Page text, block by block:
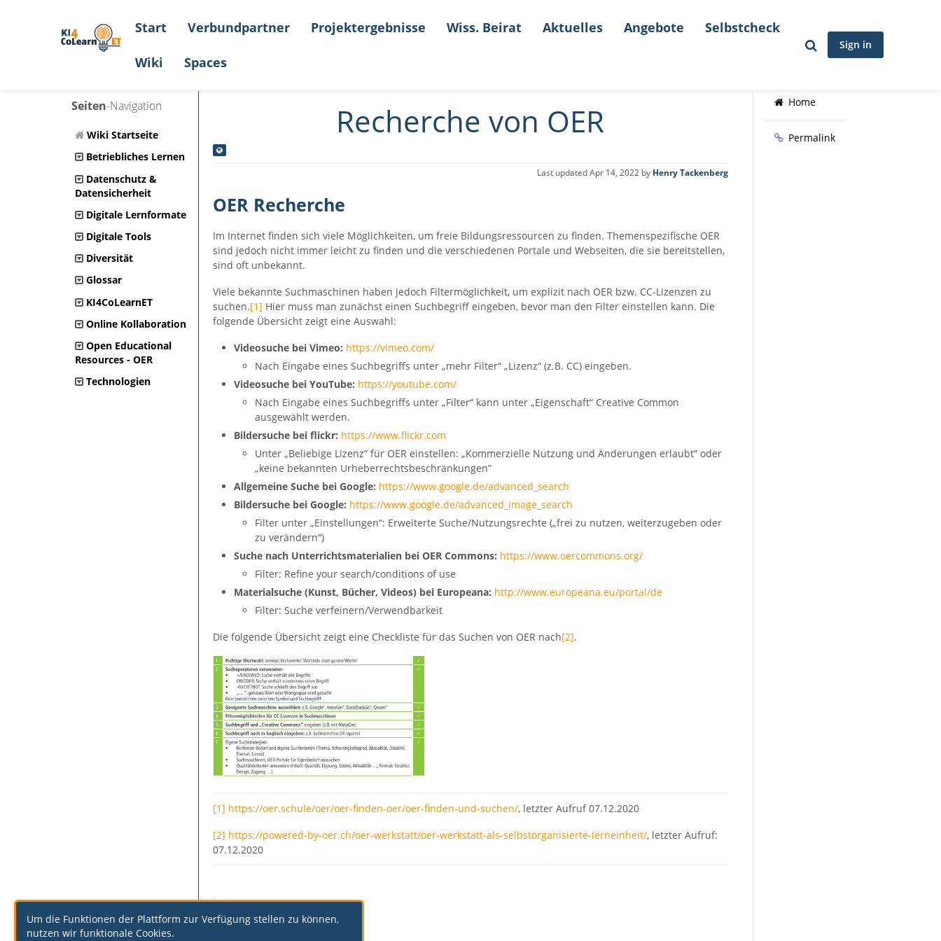
Start Verbundpartner Projektergebnisse Wiss. Beirat Aktuelles Angebote Selbstcheck
Wiki Spaces
Sign in
Seiten-Navigation
Wiki Startseite
Betriebliches Lernen
Datenschutz &
Datensicherheit
Digitale Lernformate
Digitale Tools
Diversität
Glossar
KI4CoLearnET
Online Kollaboration
Open Educational
Resources - OER
Technologien
Home
Permalink
Recherche von OER
Last updatedApr 14, 2022 by Henry Tackenberg
OER Recherche
Im Internet finden sich viele Möglichkeiten, um freie Bildungsressourcen zu finden. Themenspezifische OER
sind jedoch nicht immer leicht zu finden und die verschiedenen Portale und Webseiten, die sie bereitstellen,
sind oft unbekannt.
Viele bekannte Suchmaschinen haben jedoch Filtermöglichkeit, um explizit nach OER bzw. CC-Lizenzen zu
suchen.[1] Hier muss man zunächst einen Suchbegriff eingeben, bevor man den Filter einstellen kann. Die
folgende Übersicht zeigt eine Auswahl:
Videosuche bei Vimeo: https://vimeo.com/
Nach Eingabe eines Suchbegriffs unter „mehr Filter“ „Lizenz“ (z.B. CC) eingeben.
Videosuche bei YouTube: https://youtube.com/
Nach Eingabe eines Suchbegriffs unter „Filter“ kann unter „Eigenschaft“ Creative Common
ausgewählt werden.
Bildersuche bei flickr: https://www.flickr.com
Unter „Beliebige Lizenz“ für OER einstellen: „Kommerzielle Nutzung und Änderungen erlaubt“ oder
„keine bekannten Urheberrechtsbeschränkungen”
Allgemeine Suche bei Google: https://www.google.de/advanced_search
Bildersuche bei Google: https://www.google.de/advanced_image_search
Filter unter „Einstellungen“: Erweiterte Suche/Nutzungsrechte („frei zu nutzen, weiterzugeben oder
zu verändern“)
Suche nach Unterrichtsmaterialien bei OER Commons: https://www.oercommons.org/
Filter: Refine your search/conditions of use
Materialsuche (Kunst, Bücher, Videos) bei Europeana: http://www.europeana.eu/portal/de
Filter: Suche verfeinern/Verwendbarkeit
Die folgende Übersicht zeigt eine Checkliste für das Suchen von OER nach[2].
[1] https://oer.schule/oer/oer-finden-oer/oer-finden-und-suchen/, letzter Aufruf 07.12.2020
[2] https://powered-by-oer.ch/oer-werkstatt/oer-werkstatt-als-selbstorganisierte-lerneinheit/, letzter Aufruf:
07.12.2020
·
Um die Funktionen der Plattform zur Verfügung stellen zu können,
nutzen wir funktionale Cookies.